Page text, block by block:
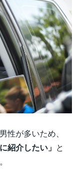
性が多いため、
紹介したい」 と